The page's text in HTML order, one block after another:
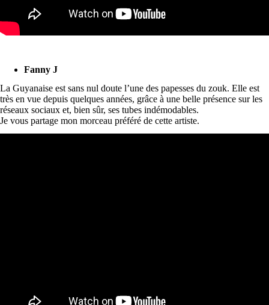
Fanny J
La Guyanaise est sans nul doute l’une des papesses du zouk. Elle est
très en vue depuis quelques années, grâce à une belle présence sur les
réseaux sociaux et, bien sûr, ses tubes indémodables.
Je vous partage mon morceau préféré de cette artiste.